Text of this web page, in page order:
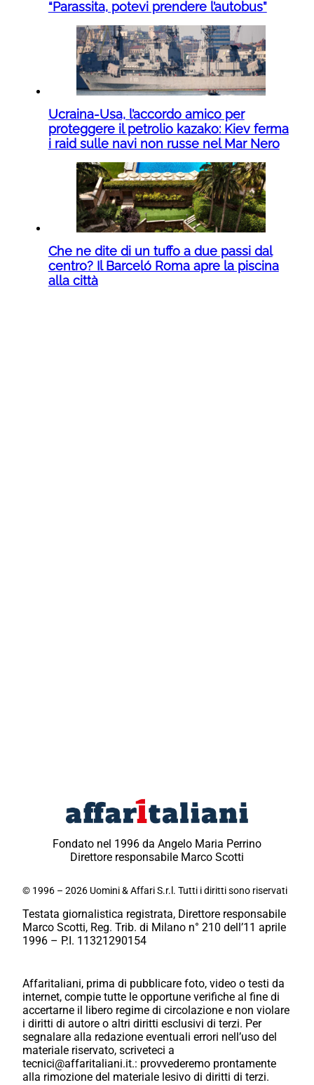
“Parassita, potevi prendere l’autobus”
Ucraina-Usa, l’accordo amico per
proteggere il petrolio kazako: Kiev ferma
i raid sulle navi non russe nel Mar Nero
Che ne dite di un tuffo a due passi dal
centro? Il Barceló Roma apre la piscina
alla città
Fondato nel 1996 da Angelo Maria Perrino
Direttore responsabile Marco Scotti
© 1996 – 2026 Uomini & Affari S.r.l. Tutti i diritti sono riservati
Testata giornalistica registrata, Direttore responsabile
Marco Scotti, Reg. Trib. di Milano n° 210 dell’11 aprile
1996 – P.I. 11321290154
Affaritaliani, prima di pubblicare foto, video o testi da
internet, compie tutte le opportune verifiche al fine di
accertarne il libero regime di circolazione e non violare
i diritti di autore o altri diritti esclusivi di terzi. Per
segnalare alla redazione eventuali errori nell’uso del
materiale riservato, scriveteci a
tecnici@affaritaliani.it.: provvederemo prontamente
alla rimozione del materiale lesivo di diritti di terzi.